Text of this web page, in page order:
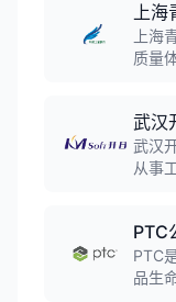
全流
造、
智能
上海
上海
质量
青翼
服务
装备
武汉
武汉
从事
生产
方案
的
PTC
PTC
品生